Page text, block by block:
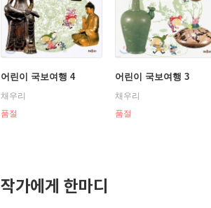
어린이 국보여행 4
채우리
품절
어린이 국보여행 3
채우리
품절
작가에게 한마디